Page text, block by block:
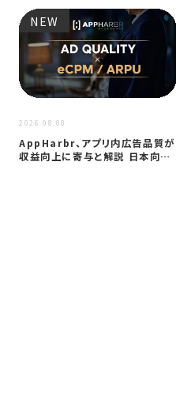
NEW
2026.08.08
AppHarbr、アプリ内広告品質が
収益向上に寄与と解説 日本向け